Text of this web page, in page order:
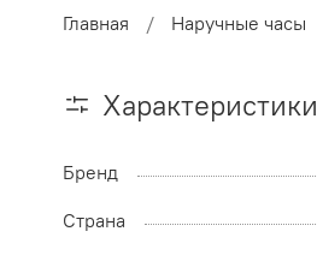
Главная Наручные часы
Характеристики
Бренд
Страна